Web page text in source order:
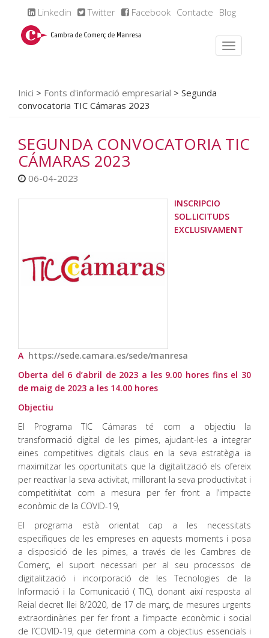
Linkedin Twitter Facebook Contacte Blog
Inici > Fonts d'informació empresarial > Segunda
convocatoria TIC Cámaras 2023
SEGUNDA CONVOCATORIA TIC
CÁMARAS 2023
06-04-2023
INSCRIPCIO
SOL.LICITUDS
EXCLUSIVAMENT
A https://sede.camara.es/sede/manresa
Oberta del 6 d’abril de 2023 a les 9.00 hores fins el 30
de maig de 2023 a les 14.00 hores
Objectiu
El Programa TIC Cámaras té com a objectiu la
transformació digital de les pimes, ajudant-les a integrar
eines competitives digitals claus en la seva estratègia ia
maximitzar les oportunitats que la digitalització els ofereix
per reactivar la seva activitat, millorant la seva productivitat i
competitivitat com a mesura per fer front a l’impacte
econòmic de la COVID-19,
El programa està orientat cap a les necessitats
específiques de les empreses en aquests moments i posa
a disposició de les pimes, a través de les Cambres de
Comerç, el suport necessari per al seu processos de
digitalització i incorporació de les Tecnologies de la
Informació i la Comunicació ( TIC), donant així resposta al
Reial decret llei 8/2020, de 17 de març, de mesures urgents
extraordinàries per fer front a l’impacte econòmic i social
de l’COVID-19, que determina com a objectius essencials i